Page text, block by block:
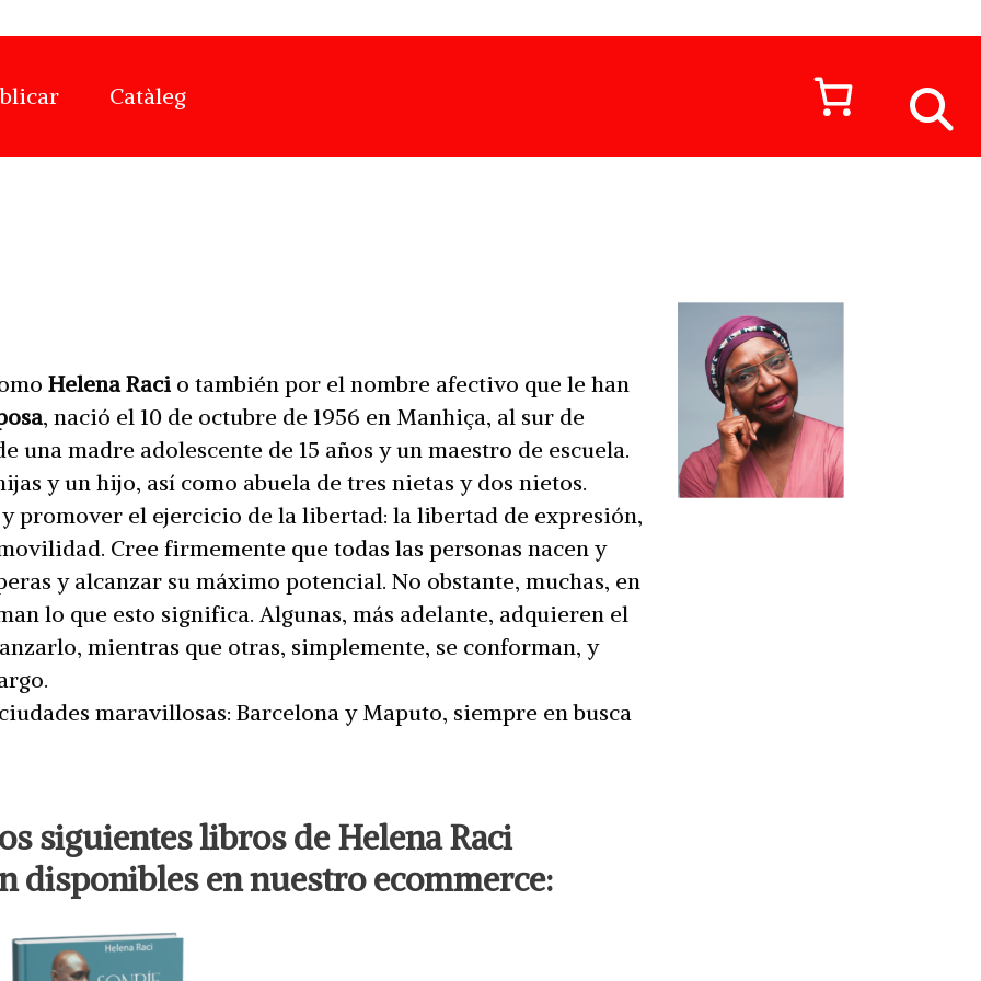
Catàleg
Helena Raci o también por el nombre afectivo que le han
, nació el 10 de octubre de 1956 en Manhiça, al sur de
una madre adolescente de 15 años y un maestro de escuela.
y un hijo, así como abuela de tres nietas y dos nietos.
promover el ejercicio de la libertad: la libertad de expresión,
Cree firmemente que todas las personas nacen y
y alcanzar su máximo potencial. No obstante, muchas, en
lo que esto significa. Algunas, más adelante, adquieren el
mientras que otras, simplemente, se conforman, y
maravillosas: Barcelona y Maputo, siempre en busca
siguientes libros de Helena Raci
disponibles en nuestro ecommerce: